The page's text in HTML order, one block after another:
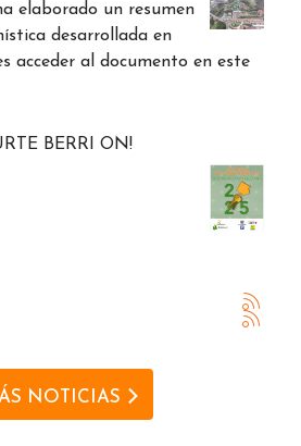
elaborado un resumen
desarrollada en
acceder al documento en este
BERRI ON!
NOTICIAS